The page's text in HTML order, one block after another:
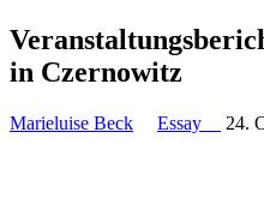
in Czernowitz
Marieluise Beck Essay 24.